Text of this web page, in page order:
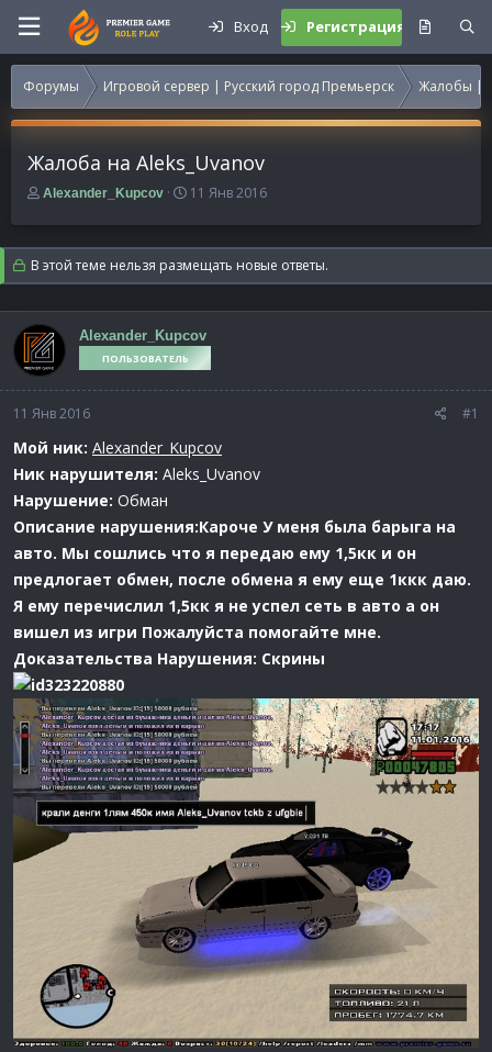
Вход Регистрация
Форумы Игровой сервер | Русский город Премьерск Жалобы |
Жалоба на Aleks_Uvanov
А
т
о
р
т
е
м
ы
Alexander_Kupcov
Д
т
а
н
а
ч
а
л
а
11 Янв 2016
В этой теме нельзя размещать новые ответы.
Alexander_Kupcov
ПОЛЬЗОВАТЕЛЬ
11 Янв 2016 #1
Мой ник: Alexander_Kupcov
Ник нарушителя: Aleks_Uvanov
Нарушение: Обман
Описание нарушения:Кароче У меня была барыга на
авто. Мы сошлись что я передаю ему 1,5кк и он
предлогает обмен, после обмена я ему еще 1ккк даю.
Я ему перечислил 1,5кк я не успел сеть в авто а он
вишел из игри Пожалуйста помогайте мне.
Доказательства Нарушения: Скрины